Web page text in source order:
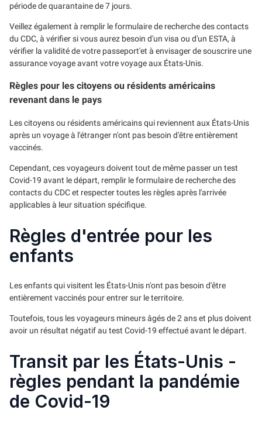
période de quarantaine de 7 jours.
Veillez également à remplir le formulaire de recherche des contacts
du CDC, à vérifier si vous aurez besoin d'un visa ou d'un ESTA, à
vérifier la validité de votre passeport'et à envisager de souscrire une
assurance voyage avant votre voyage aux États-Unis.
Règles pour les citoyens ou résidents américains
revenant dans le pays
Les citoyens ou résidents américains qui reviennent aux États-Unis
après un voyage à l'étranger n'ont pas besoin d'être entièrement
vaccinés.
Cependant, ces voyageurs doivent tout de même passer un test
Covid-19 avant le départ, remplir le formulaire de recherche des
contacts du CDC et respecter toutes les règles après l'arrivée
applicables à leur situation spécifique.
Règles d'entrée pour les
enfants
Les enfants qui visitent les États-Unis n'ont pas besoin d'être
entièrement vaccinés pour entrer sur le territoire.
Toutefois, tous les voyageurs mineurs âgés de 2 ans et plus doivent
avoir un résultat négatif au test Covid-19 effectué avant le départ.
Transit par les États-Unis -
règles pendant la pandémie
de Covid-19